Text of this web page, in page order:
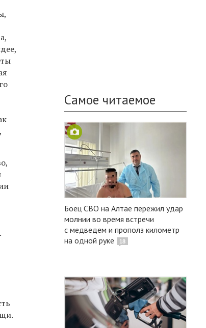
Самое читаемое
Боец СВО на Алтае пережил удар
молнии во время встречи
с медведем и прополз километр
на одной руке
18